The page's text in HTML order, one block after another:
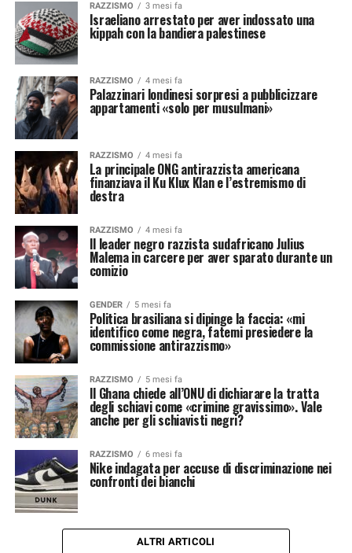
RAZZISMO 3 mesi fa
Israeliano arrestato per aver indossato una
kippah con la bandiera palestinese
RAZZISMO 4 mesi fa
Palazzinari londinesi sorpresi a pubblicizzare
appartamenti «solo per musulmani»
RAZZISMO 4 mesi fa
La principale ONG antirazzista americana
finanziava il Ku Klux Klan e l’estremismo di
destra
RAZZISMO 4 mesi fa
Il leader negro razzista sudafricano Julius
Malema in carcere per aver sparato durante un
comizio
GENDER 5 mesi fa
Politica brasiliana si dipinge la faccia: «mi
identifico come negra, fatemi presiedere la
commissione antirazzismo»
RAZZISMO 5 mesi fa
Il Ghana chiede all’ONU di dichiarare la tratta
degli schiavi come «crimine gravissimo». Vale
anche per gli schiavisti negri?
RAZZISMO 6 mesi fa
Nike indagata per accuse di discriminazione nei
confronti dei bianchi
ALTRI ARTICOLI